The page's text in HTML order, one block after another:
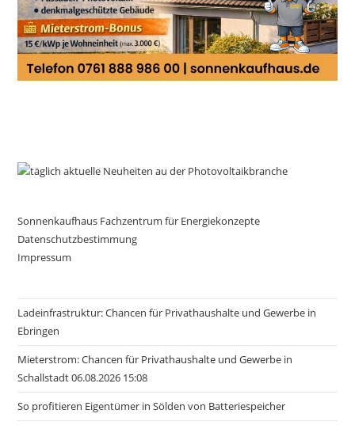
Sonnenkaufhaus Fachzentrum für Energiekonzepte
Datenschutzbestimmung
Impressum
Ladeinfrastruktur: Chancen für Privathaushalte und Gewerbe in
Ebringen
Mieterstrom: Chancen für Privathaushalte und Gewerbe in
Schallstadt 06.08.2026 15:08
So profitieren Eigentümer in Sölden von Batteriespeicher